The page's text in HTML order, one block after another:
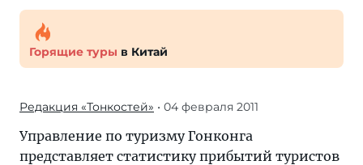
Горящие туры в Китай
Редакция «Тонкостей» • 04 февраля 2011
Управление по туризму Гонконга
представляет статистику прибытий туристов